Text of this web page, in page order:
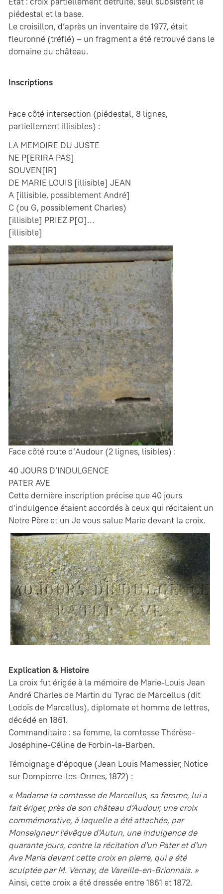
piédestal et la base.
Le croisillon, d’après un inventaire de 1977, était
fleuronné (tréflé) – un fragment a été retrouvé dans le
domaine du château.
Inscriptions
Face côté intersection (piédestal, 8 lignes,
partiellement illisibles) :
LA MEMOIRE DU JUSTE
NE P[ERIRA PAS]
SOUVEN[IR]
DE MARIE LOUIS [illisible] JEAN
A [illisible, possiblement André]
C (ou G, possiblement Charles)
[illisible] PRIEZ P[O]…
[illisible]
Face côté route d’Audour (2 lignes, lisibles) :
40 JOURS D’INDULGENCE
PATER AVE
Cette dernière inscription précise que 40 jours
d’indulgence étaient accordés à ceux qui récitaient un
Notre Père et un Je vous salue Marie devant la croix.
Explication & Histoire
La croix fut érigée à la mémoire de Marie-Louis Jean
André Charles de Martin du Tyrac de Marcellus (dit
Lodoïs de Marcellus), diplomate et homme de lettres,
décédé en 1861.
Commanditaire : sa femme, la comtesse Thérèse-
Joséphine-Céline de Forbin-la-Barben.
Témoignage d’époque (Jean Louis Mamessier, Notice
sur Dompierre-les-Ormes, 1872) :
« Madame la comtesse de Marcellus, sa femme, lui a
fait ériger, près de son château d'Audour, une croix
commémorative, à laquelle a été attachée, par
Monseigneur l'évêque d'Autun, une indulgence de
quarante jours, contre la récitation d'un Pater et d'un
Ave Maria devant cette croix en pierre, qui a été
sculptée par M. Vernay, de Vareille-en-Brionnais. »
Ainsi, cette croix a été dressée entre 1861 et 1872.